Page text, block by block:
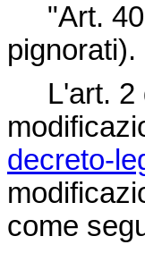
"Art. 40
pignorati).
L'art. 2
decreto-
come